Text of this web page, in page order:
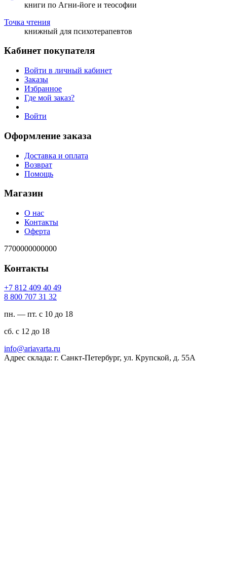
книги по Агни-йоге и теософии
Точка чтения
книжный для психотерапевтов
Кабинет покупателя
Войти в личный кабинет
Заказы
Избранное
Где мой заказ?
Войти
Оформление заказа
Доставка и оплата
Возврат
Помощь
Магазин
О нас
Контакты
Оферта
7700000000000
Контакты
94 04 904 218 7+
23 13 707 008 8
пн. — пт. с 10 до 18
сб. с 12 до 18
ur.atravaira@ofni
Адрес склада: г. Санкт-Петербург, ул. Крупской, д. 55А